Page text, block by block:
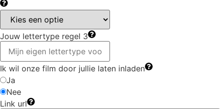
Jouw lettertype regel 3
Ik wil onze film door jullie laten inladen
Ja
Nee
Link url